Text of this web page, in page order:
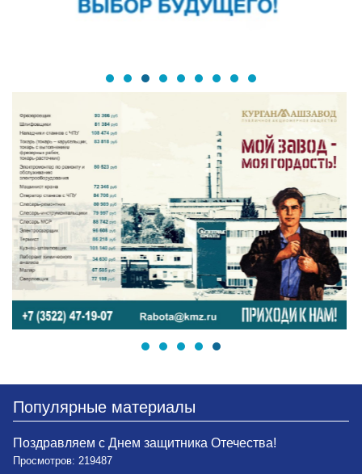
Популярные материалы
Поздравляем с Днем защитника Отечества!
Просмотров: 219487